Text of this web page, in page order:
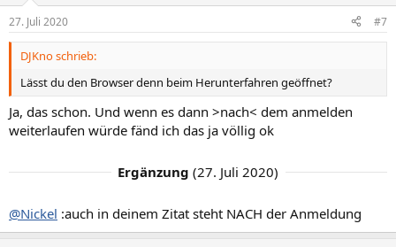
27. Juli 2020 #7
DJKno schrieb:
Lässt du den Browser denn beim Herunterfahren geöffnet?
Ja, das schon. Und wenn es dann >nach< dem anmelden
weiterlaufen würde fänd ich das ja völlig ok
Ergänzung (27. Juli 2020)
@Nickel :auch in deinem Zitat steht NACH der Anmeldung